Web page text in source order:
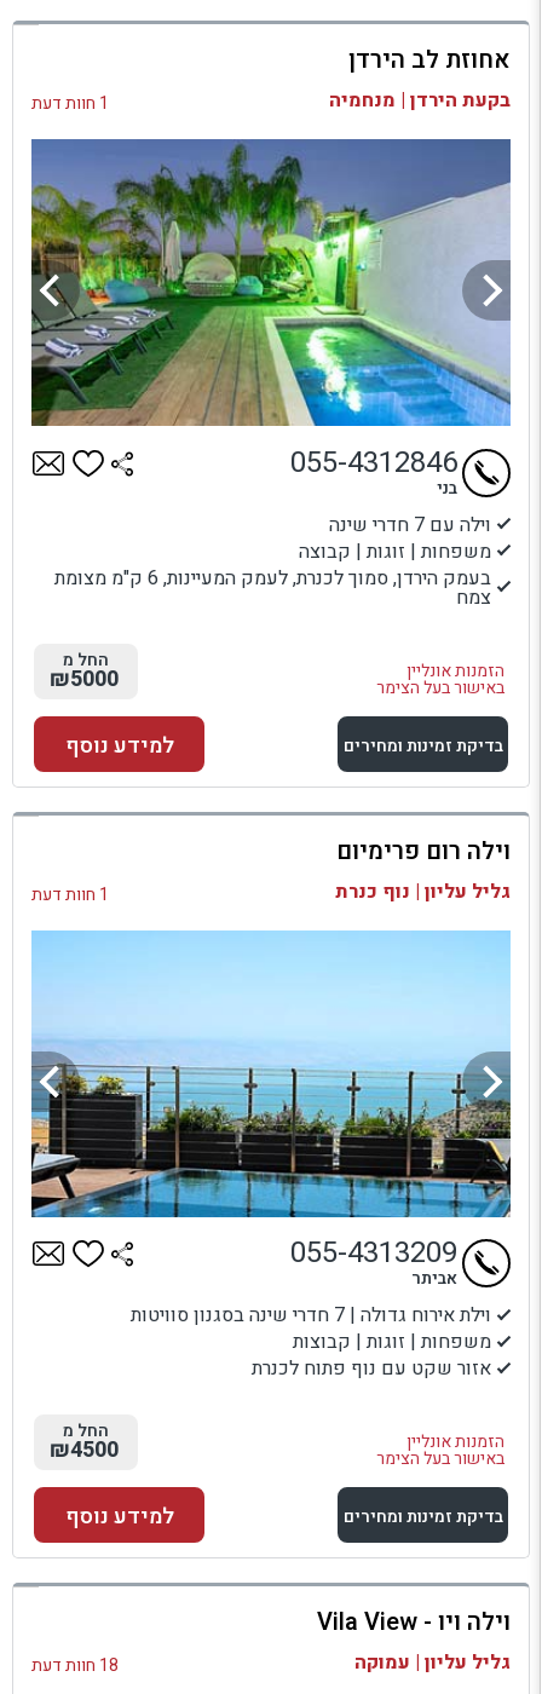
למתחם זה
בדיקת זמינות ומחירים
אחוזת לב הירדן
בקעת הירדן | מנחמיה 1 חוות דעת
וילה עם 7 חדרי שינה
משפחות | זוגות | קבוצה
בעמק הירדן, סמוך לכנרת, לעמק המעיינות, 6 ק"מ מצומת
צמח
הזמנות אונליין
באישור בעל הצימר
055-4312846
בני
החל מ
₪5000
בדיקת זמינות ומחירים
למתחם זה
בדיקת זמינות ומחירים
למידע נוסף
וילה רום פרימיום
גליל עליון | נוף כנרת 1 חוות דעת
וילת אירוח גדולה | 7 חדרי שינה בסגנון סוויטות
משפחות | זוגות | קבוצות
אזור שקט עם נוף פתוח לכנרת
הזמנות אונליין
באישור בעל הצימר
055-4313209
אביתר
החל מ
₪4500
בדיקת זמינות ומחירים
למתחם זה
בדיקת זמינות ומחירים
למידע נוסף
וילה ויו - Vila View
גליל עליון | עמוקה 18 חוות דעת